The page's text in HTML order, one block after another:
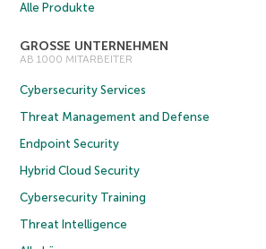
Alle Produkte
GROSSE UNTERNEHMEN
AB 1000 MITARBEITER
Cybersecurity Services
Threat Management and Defense
Endpoint Security
Hybrid Cloud Security
Cybersecurity Training
Threat Intelligence